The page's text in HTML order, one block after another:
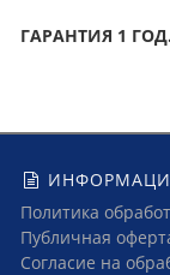
ГАРАНТИЯ 1 ГОД.
Политика
Публичная
Согласие на